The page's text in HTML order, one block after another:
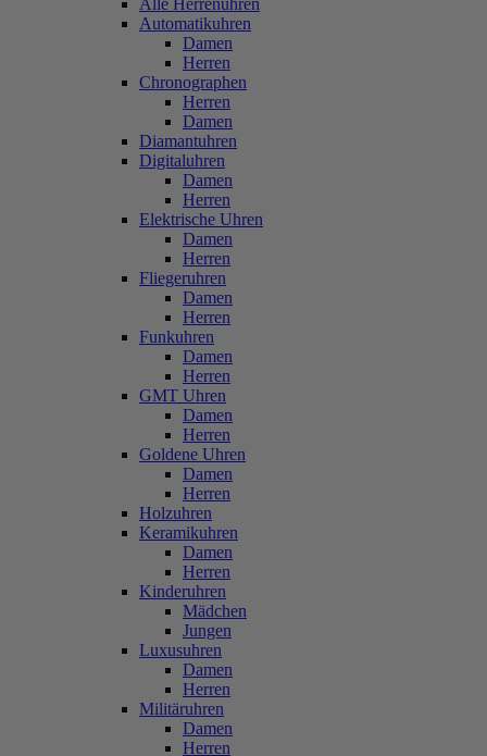
Alle Herrenuhren
Automatikuhren
Damen
Herren
Chronographen
Herren
Damen
Diamantuhren
Digitaluhren
Damen
Herren
Elektrische Uhren
Damen
Herren
Fliegeruhren
Damen
Herren
Funkuhren
Damen
Herren
GMT Uhren
Damen
Herren
Goldene Uhren
Damen
Herren
Holzuhren
Keramikuhren
Damen
Herren
Kinderuhren
Mädchen
Jungen
Luxusuhren
Damen
Herren
Militäruhren
Damen
Herren